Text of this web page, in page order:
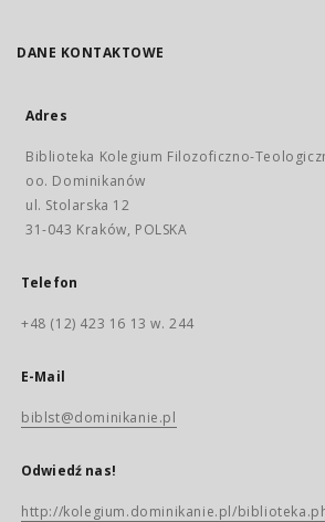
DANE KONTAKTOWE
Adres
Biblioteka Kolegium Filozoficzno-
oo. Dominikanów
ul. Stolarska 12
31-043 Kraków, POLSKA
Telefon
+48 (12) 423 16 13 w. 244
E-Mail
biblst@dominikanie.pl
Odwiedź nas!
http://kolegium.dominikanie.pl/